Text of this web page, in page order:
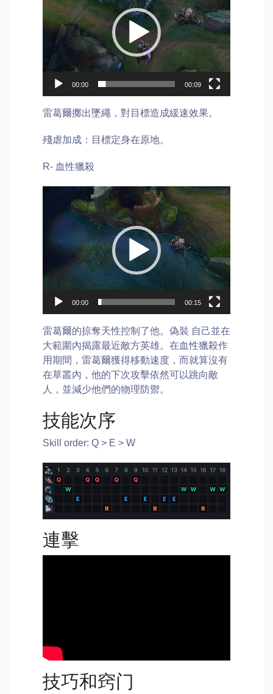
00:00 00:09
雷葛爾擲出墜繩，對目標造成緩速效果。
殘虐加成：目標定身在原地。
R- 血性獵殺
Player
00:00 00:15
雷葛爾的掠奪天性控制了他。偽裝 自己並在
大範圍內揭露最近敵方英雄。在血性獵殺作
用期間，雷葛爾獲得移動速度，而就算沒有
在草叢內，他的下次攻擊依然可以跳向敵
人，並減少他們的物理防禦。
技能次序
Skill order: Q > E > W
連擊
技巧和窍门